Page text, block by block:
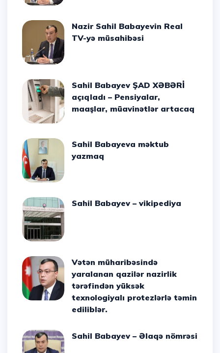
Nazir Sahil Babayevin Real
TV-yə müsahibəsi
Sahil Babayev ŞAD XƏBƏRİ
açıqladı – Pensiyalar,
maaşlar, müavinətlər artacaq
Sahil Babayeva məktub
yazmaq
Sahil Babayev – vikipediya
Vətən müharibəsində
yaralanan qazilər nazirlik
tərəfindən yüksək
texnologiyalı protezlərlə təmin
ediliblər.
Sahil Babayev – Əlaqə nömrəsi